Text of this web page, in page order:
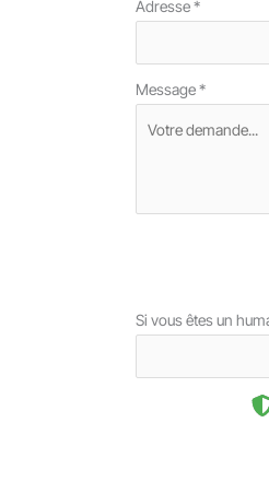
Adresse*
Message*
Si vous êtes un